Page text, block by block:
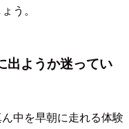
う。
出ようか迷ってい
中を早朝に走れる体験